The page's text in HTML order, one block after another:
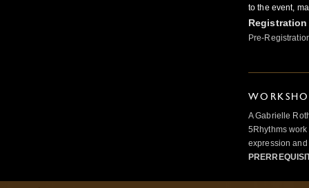
to the event,
Pre-
A Gabrielle
5Rhythms
expression